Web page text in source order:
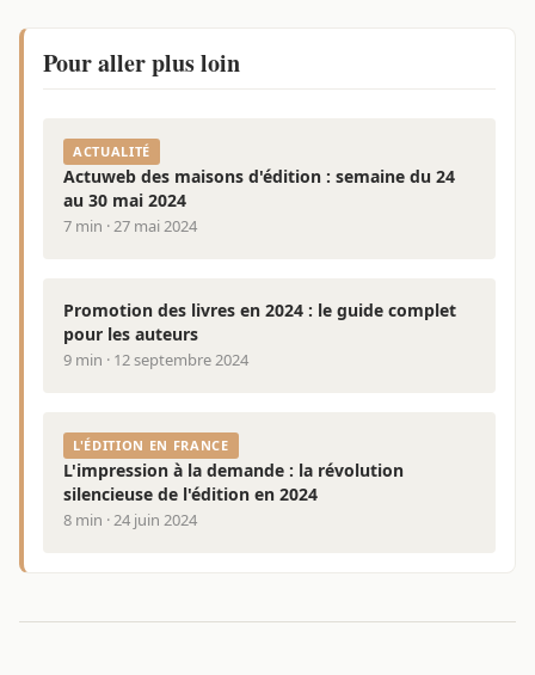
Pour aller plus loin
ACTUALITÉ
Actuweb des maisons d'édition : semaine du 24
au 30 mai 2024
7 min · 27 mai 2024
Promotion des livres en 2024 : le guide complet
pour les auteurs
9 min · 12 septembre 2024
L'ÉDITION EN FRANCE
L'impression à la demande : la révolution
silencieuse de l'édition en 2024
8 min · 24 juin 2024